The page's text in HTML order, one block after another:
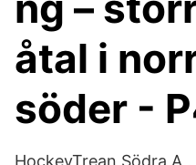
åtal i
söder -
HockeyTrean Södra A